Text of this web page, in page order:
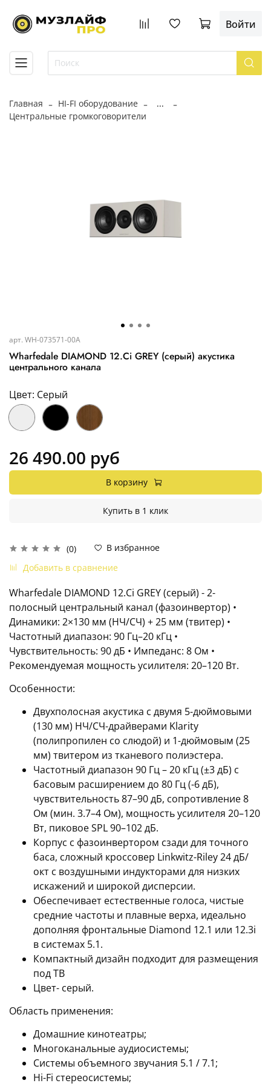
Войти
Главная HI-FI оборудование
...
Центральные громкоговорители
арт. WH-073571-00A
Wharfedale DIAMOND 12.Ci GREY (серый) акустика
центрального канала
(0)
В избранное
Добавить в сравнение
Цвет: Серый
26 490.00 руб
В корзину
Купить в 1 клик
Wharfedale DIAMOND 12.Ci GREY (серый) - 2-
полосный центральный канал (фазоинвертор) •
Динамики: 2×130 мм (НЧ/СЧ) + 25 мм (твитер) •
Частотный диапазон: 90 Гц–20 кГц •
Чувствительность: 90 дБ • Импеданс: 8 Ом •
Рекомендуемая мощность усилителя: 20–120 Вт.
Особенности:
Двухполосная акустика с двумя 5-дюймовыми
(130 мм) НЧ/СЧ-драйверами Klarity
(полипропилен со слюдой) и 1-дюймовым (25
мм) твитером из тканевого полиэстера.
​Частотный диапазон 90 Гц – 20 кГц (±3 дБ) с
басовым расширением до 80 Гц (-6 дБ),
чувствительность 87–90 дБ, сопротивление 8
Ом (мин. 3.7–4 Ом), мощность усилителя 20–120
Вт, пиковое SPL 90–102 дБ.
Корпус с фазоинвертором сзади для точного
баса, сложный кроссовер Linkwitz-Riley 24 дБ/
окт с воздушными индукторами для низких
искажений и широкой дисперсии.
​Обеспечивает естественные голоса, чистые
средние частоты и плавные верха, идеально
дополняя фронтальные Diamond 12.1 или 12.3i
в системах 5.1.
​Компактный дизайн подходит для размещения
под ТВ
Цвет- серый.
Область применения:
Домашние кинотеатры;
Многоканальные аудиосистемы;
Системы объемного звучания 5.1 / 7.1;
Hi-Fi стереосистемы;